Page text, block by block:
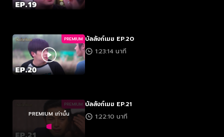
PREMIUM บัลลังก์เมฆ EP.20
1:23:14 นาที
PREMIUM
PREMIUM เท่านั้น
บัลลังก์เมฆ EP.21
1:22:10 นาที